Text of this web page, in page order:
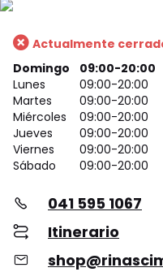
Actualmente
Domingo
09:00-20:00
Lunes
09:00-20:00
Martes
09:00-20:00
Miércoles
09:00-20:00
Jueves
09:00-20:00
Viernes
09:00-20:00
Sábado
09:00-20:00
041 595 1067
Itinerario